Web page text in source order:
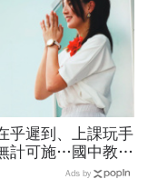
乎遲到、上課玩手
計可施…國中教師
：早自習就感到疲
Ads by